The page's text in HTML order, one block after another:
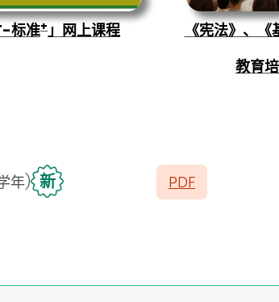
标准+」网上课程
《宪法》、
教育
年) 新 PDF